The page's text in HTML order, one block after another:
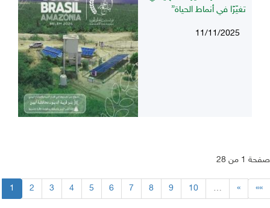
تغيّرًا في أنماط الحياة”
11/11/2025
صفحة 1 من 28
1 2 3 4 5 6 7 8 9 10 … » »»